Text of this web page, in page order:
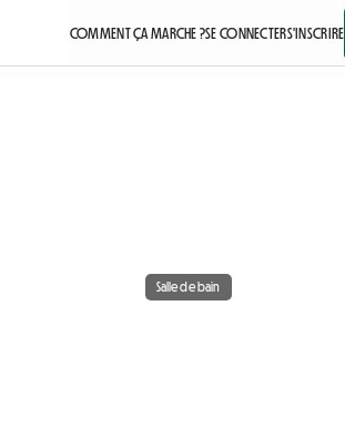
COMMENT ÇA MARCHE ?SE CONNECTERS'INSCRIRE
Salle de bain